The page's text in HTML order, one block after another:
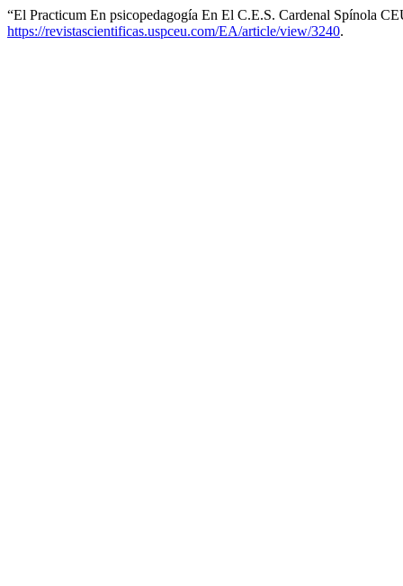
“El Practicum En psicopedagogía En El C.E.S. Cardenal Spínola
https://revistascientificas.uspceu.com/EA/article/view/3240.